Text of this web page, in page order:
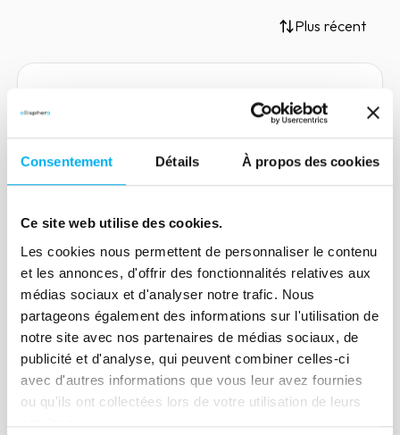
Consentement Détails À propos des cookies
Ce site web utilise des cookies.
Les cookies nous permettent de personnaliser le contenu
et les annonces, d'offrir des fonctionnalités relatives aux
médias sociaux et d'analyser notre trafic. Nous
partageons également des informations sur l'utilisation de
notre site avec nos partenaires de médias sociaux, de
publicité et d'analyse, qui peuvent combiner celles-ci
avec d'autres informations que vous leur avez fournies
ou qu'ils ont collectées lors de votre utilisation de leurs
Plus récent
Cybersécurité dans les
entreprises : bilan 2022 et
31 janvier 2023 Risk management
Les cyberattaques sont désormais
considérées par les entreprises
françaises comme le risque le plus lourd
de conséquences pour leur activité.
Zoom sur les chiffres clés 2022 et les
tendance 2023 du risque cyber.Lire la suite